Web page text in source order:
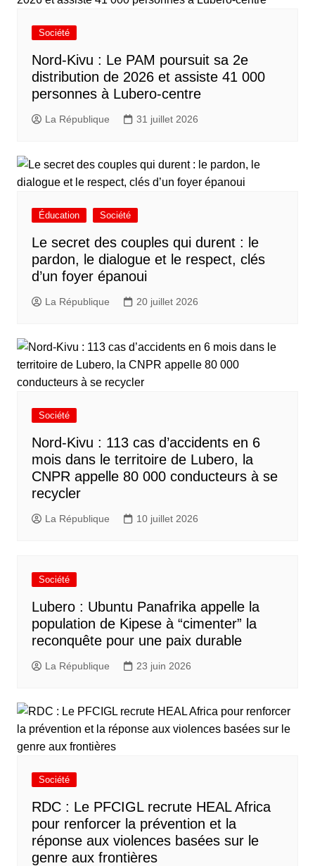
Société
Nord-Kivu : Le PAM poursuit sa 2e
distribution de 2026 et assiste 41 000
personnes à Lubero-centre
La République 31 juillet 2026
Éducation Société
Le secret des couples qui durent : le
pardon, le dialogue et le respect, clés
d’un foyer épanoui
La République 20 juillet 2026
Société
Nord-Kivu : 113 cas d’accidents en 6
mois dans le territoire de Lubero, la
CNPR appelle 80 000 conducteurs à se
recycler
La République 10 juillet 2026
Société
Lubero : Ubuntu Panafrika appelle la
population de Kipese à “cimenter” la
reconquête pour une paix durable
La République 23 juin 2026
Société
RDC : Le PFCIGL recrute HEAL Africa
pour renforcer la prévention et la
réponse aux violences basées sur le
genre aux frontières